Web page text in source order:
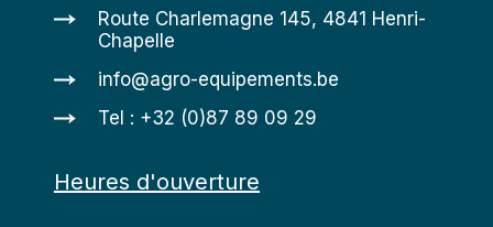
Route Charlemagne 145, 4841 Henri-
Chapelle
info@agro-equipements.be
Tel : +32 (0)87 89 09 29
Heures d'ouverture